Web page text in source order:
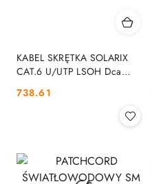
KABEL SKRĘTKA SOLARIX
CAT.6 U/UTP LSOH Dca
Cena:
738.61